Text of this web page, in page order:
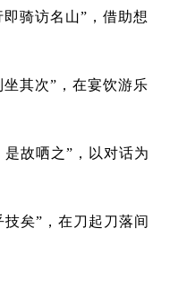
骑访名山”，借助想
其次”，在宴饮游乐
故哂之”，以对话为
矣”，在刀起刀落间